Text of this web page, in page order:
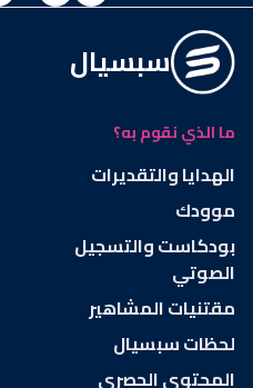
سبسيال
ما الذي نقوم به؟
الهدايا والتقديرات
موودك
بودكاست والتسجيل
الصوتي
مقتنيات المشاهير
لحظات سبسيال
المحتوى الحصري